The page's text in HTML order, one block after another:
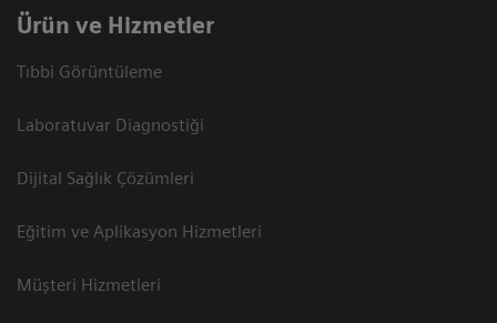
Ürün ve Hizmetler
Tıbbi Görüntüleme
Laboratuvar Diagnostiği
Dijital Sağlık Çözümleri
Eğitim ve Aplikasyon Hizmetleri
Müşteri Hizmetleri